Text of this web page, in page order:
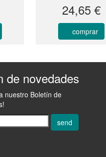
24,65 €
comprar
de novedades
nuestro Boletín de
send